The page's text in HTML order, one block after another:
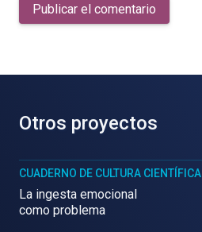
Publicar el comentario
Otros proyectos
CUADERNO DE CULTURA CIENTÍFICA
La ingesta emocional
como problema